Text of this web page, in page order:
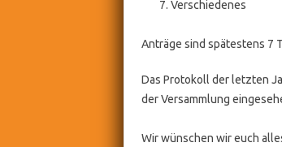
Verschiedenes
Anträge sind spätestens 7
Das Protokoll der letzten
der Versammlung
Wir wünschen wir euch